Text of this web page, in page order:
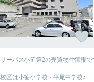
サーパス小笹第2の売買物件情報で
校区は小笹小学校・平尾中学校♪